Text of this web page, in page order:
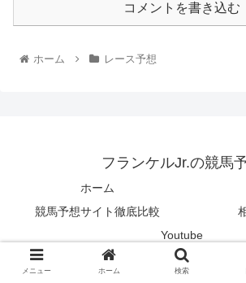
コメントを書き込む
ホーム レース予想
フランケルJr.の競馬
ホーム
競馬予想サイト徹底比較
Youtube
© 2014 フランケルJr.の競馬
メニュー ホーム 検索